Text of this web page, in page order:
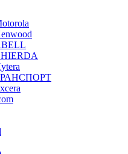
ТРАНСПОРТ